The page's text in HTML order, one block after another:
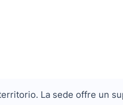
La sede offre un